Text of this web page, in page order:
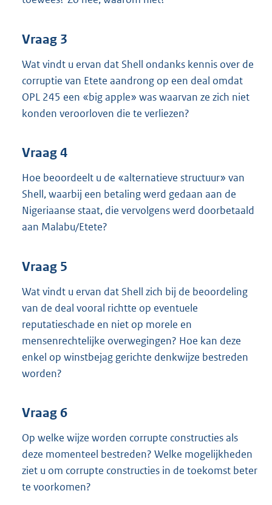
Vraag 3
Wat vindt u ervan dat Shell ondanks kennis over de
corruptie van Etete aandrong op een deal omdat
OPL 245 een «big apple» was waarvan ze zich niet
konden veroorloven die te verliezen?
Vraag 4
Hoe beoordeelt u de «alternatieve structuur» van
Shell, waarbij een betaling werd gedaan aan de
Nigeriaanse staat, die vervolgens werd doorbetaald
aan Malabu/Etete?
Vraag 5
Wat vindt u ervan dat Shell zich bij de beoordeling
van de deal vooral richtte op eventuele
reputatieschade en niet op morele en
mensenrechtelijke overwegingen? Hoe kan deze
enkel op winstbejag gerichte denkwijze bestreden
worden?
Vraag 6
Op welke wijze worden corrupte constructies als
deze momenteel bestreden? Welke mogelijkheden
ziet u om corrupte constructies in de toekomst beter
te voorkomen?